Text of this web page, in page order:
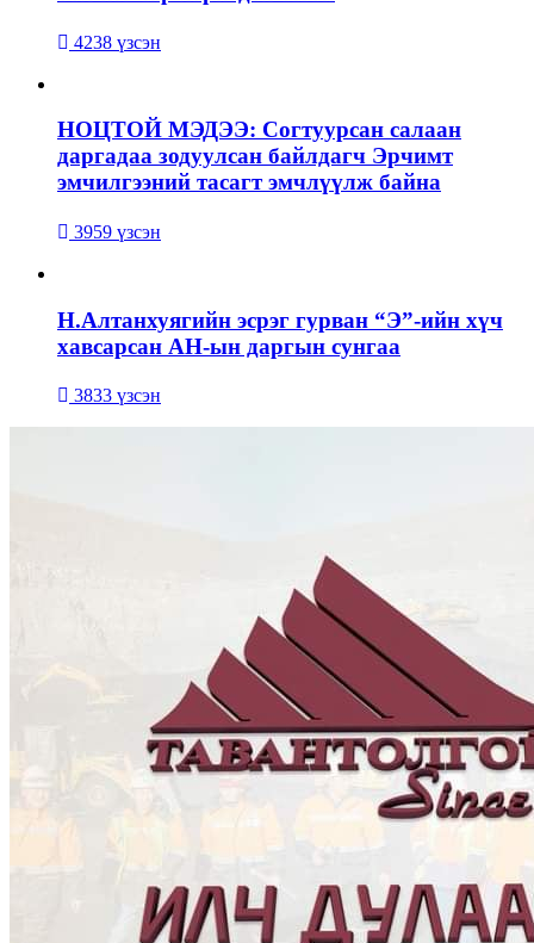
4238 үзсэн
НОЦТОЙ МЭДЭЭ: Согтуурсан салаан
даргадаа зодуулсан байлдагч Эрчимт
эмчилгээний тасагт эмчлүүлж байна
3959 үзсэн
Н.Алтанхуягийн эсрэг гурван “Э”-ийн хүч
хавсарсан АН-ын даргын сунгаа
3833 үзсэн